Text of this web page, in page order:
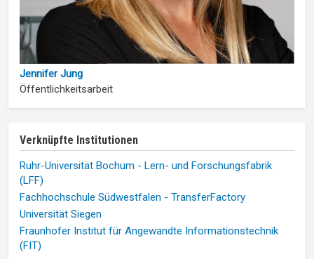
Jennifer Jung
Öffentlichkeitsarbeit
Verknüpfte Institutionen
Ruhr-Universität Bochum - Lern- und Forschungsfabrik
(LFF)
Fachhochschule Südwestfalen - TransferFactory
Universität Siegen
Fraunhofer Institut für Angewandte Informationstechnik
(FIT)